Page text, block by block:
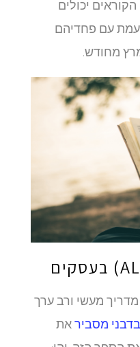
יכולים
עם פחדיהם
מחודש.
מעשי ורב ערך
מסביראת